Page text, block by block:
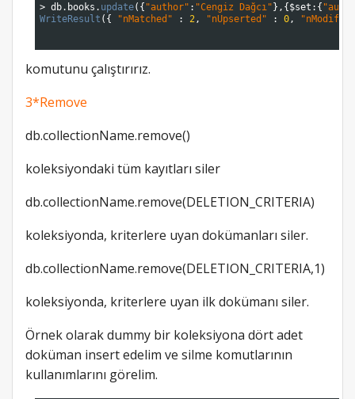
> db. books . update( { "author" : "Cengiz Dağcı"} , {$set : {
WriteResult ( { "nMatched" : 2 , "nUpserted" : 0 ,
komutunu çalıştırırız.
3*Remove
db.collectionName.remove()
koleksiyondaki tüm kayıtları siler
db.collectionName.remove(DELETION_CRITERIA)
koleksiyonda, kriterlere uyan dokümanları siler.
db.collectionName.remove(DELETION_CRITERIA,1)
koleksiyonda, kriterlere uyan ilk dokümanı siler.
Örnek olarak dummy bir koleksiyona dört adet
doküman insert edelim ve silme komutlarının
kullanımlarını görelim.